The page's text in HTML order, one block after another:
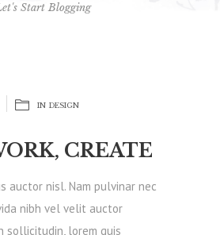
Start Blogging
IN DESIGN
CREATE
auctor nisl. Nam pulvinar nec
nibh vel velit auctor
sollicitudin, lorem quis